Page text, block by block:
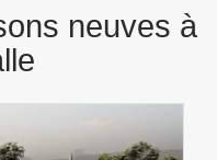
neuves à